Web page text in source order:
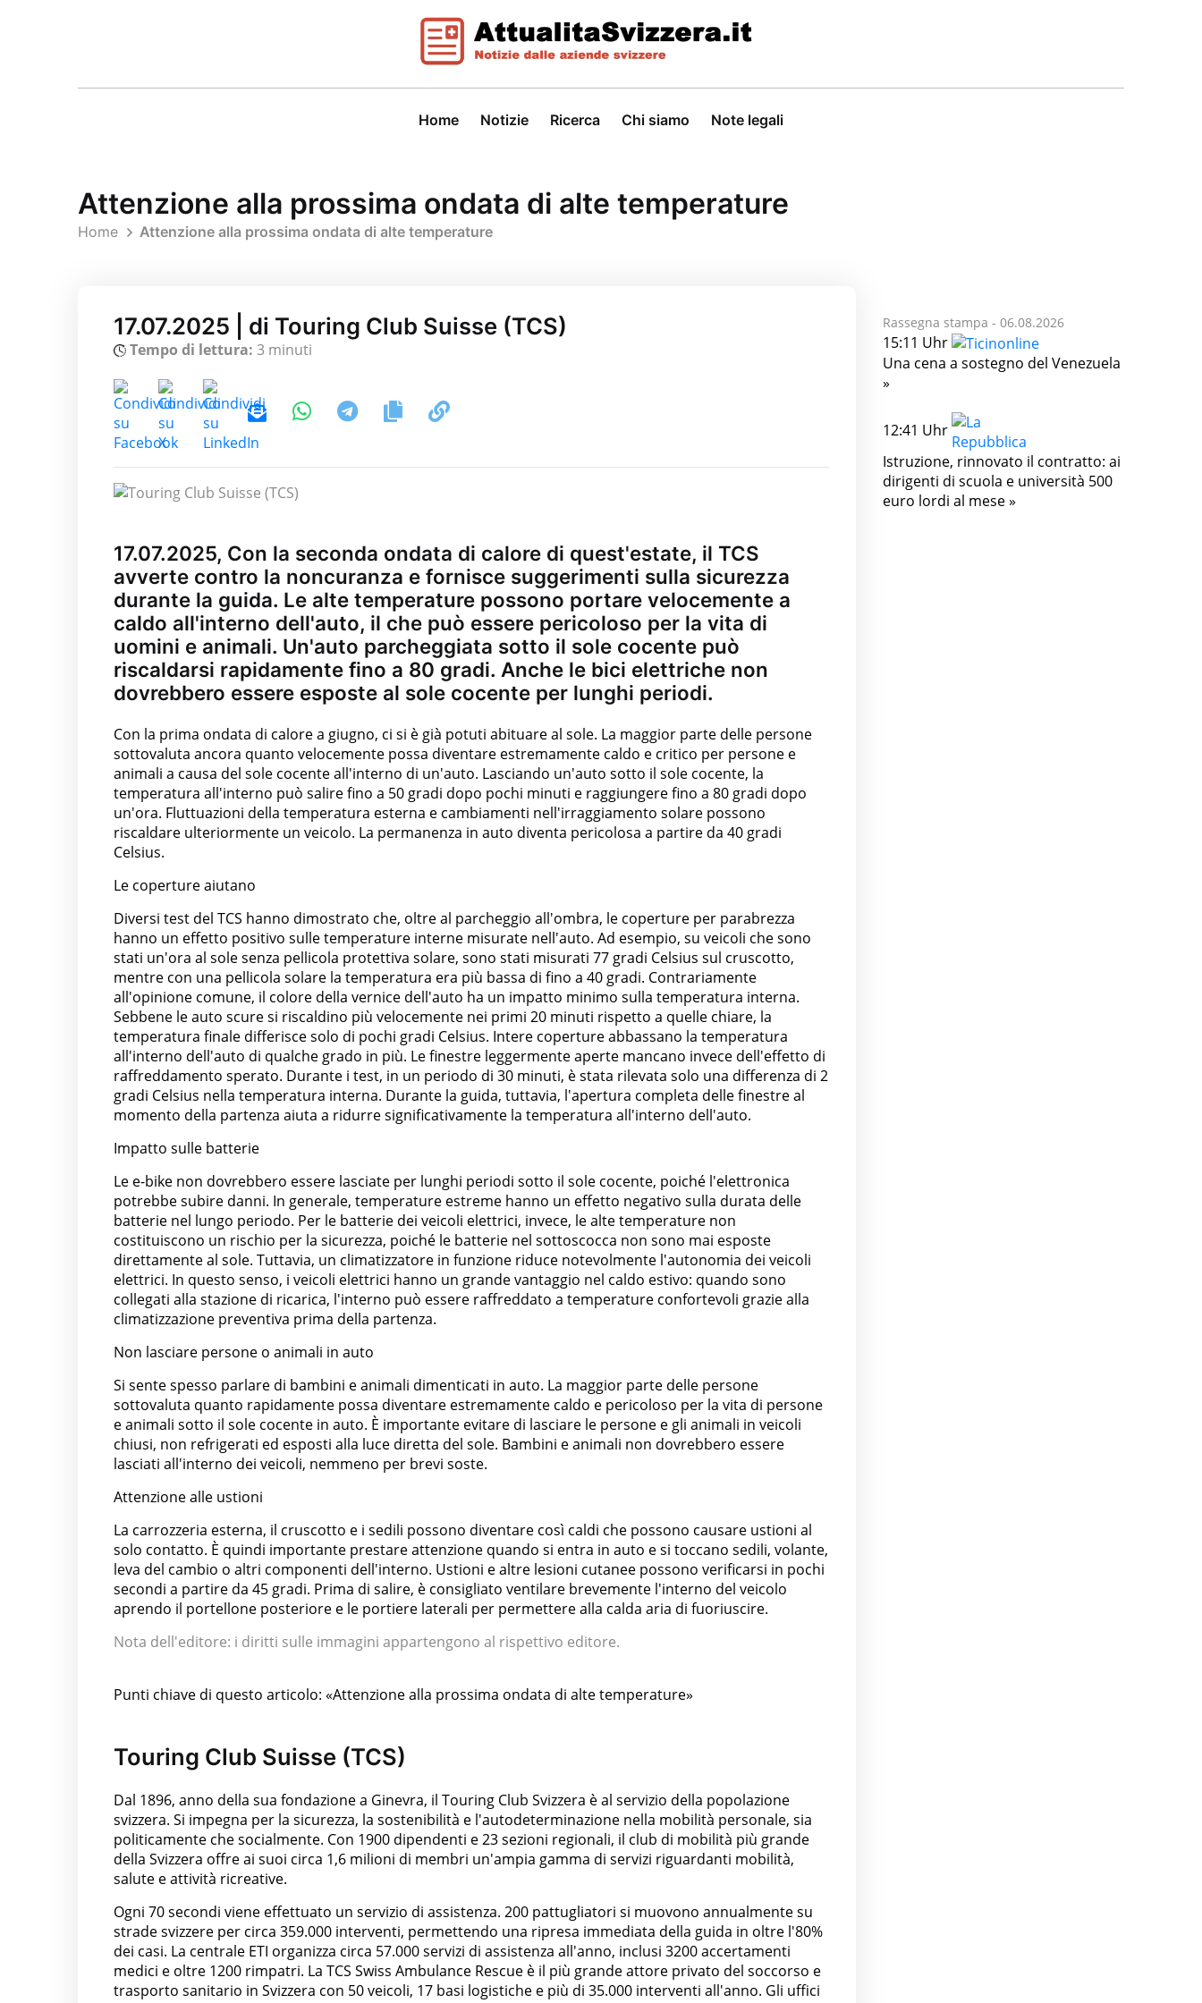
Home Notizie Ricerca Chi siamo Note legali
Attenzione alla prossima ondata di alte temperature
Home Attenzione alla prossima ondata di alte temperature
17.07.2025 | di Touring Club Suisse (TCS)
Tempo di lettura: 3 minuti
17.07.2025, Con la seconda ondata di calore di quest'estate, il TCS
avverte contro la noncuranza e fornisce suggerimenti sulla sicurezza
durante la guida. Le alte temperature possono portare velocemente a
caldo all'interno dell'auto, il che può essere pericoloso per la vita di
uomini e animali. Un'auto parcheggiata sotto il sole cocente può
riscaldarsi rapidamente fino a 80 gradi. Anche le bici elettriche non
dovrebbero essere esposte al sole cocente per lunghi periodi.
Con la prima ondata di calore a giugno, ci si è già potuti abituare al sole. La maggior parte delle persone
sottovaluta ancora quanto velocemente possa diventare estremamente caldo e critico per persone e
animali a causa del sole cocente all'interno di un'auto. Lasciando un'auto sotto il sole cocente, la
temperatura all'interno può salire fino a 50 gradi dopo pochi minuti e raggiungere fino a 80 gradi dopo
un'ora. Fluttuazioni della temperatura esterna e cambiamenti nell'irraggiamento solare possono
riscaldare ulteriormente un veicolo. La permanenza in auto diventa pericolosa a partire da 40 gradi
Celsius.
Le coperture aiutano
Diversi test del TCS hanno dimostrato che, oltre al parcheggio all'ombra, le coperture per parabrezza
hanno un effetto positivo sulle temperature interne misurate nell'auto. Ad esempio, su veicoli che sono
stati un'ora al sole senza pellicola protettiva solare, sono stati misurati 77 gradi Celsius sul cruscotto,
mentre con una pellicola solare la temperatura era più bassa di fino a 40 gradi. Contrariamente
all'opinione comune, il colore della vernice dell'auto ha un impatto minimo sulla temperatura interna.
Sebbene le auto scure si riscaldino più velocemente nei primi 20 minuti rispetto a quelle chiare, la
temperatura finale differisce solo di pochi gradi Celsius. Intere coperture abbassano la temperatura
all'interno dell'auto di qualche grado in più. Le finestre leggermente aperte mancano invece dell'effetto di
raffreddamento sperato. Durante i test, in un periodo di 30 minuti, è stata rilevata solo una differenza di 2
gradi Celsius nella temperatura interna. Durante la guida, tuttavia, l'apertura completa delle finestre al
momento della partenza aiuta a ridurre significativamente la temperatura all'interno dell'auto.
Impatto sulle batterie
Le e-bike non dovrebbero essere lasciate per lunghi periodi sotto il sole cocente, poiché l'elettronica
potrebbe subire danni. In generale, temperature estreme hanno un effetto negativo sulla durata delle
batterie nel lungo periodo. Per le batterie dei veicoli elettrici, invece, le alte temperature non
costituiscono un rischio per la sicurezza, poiché le batterie nel sottoscocca non sono mai esposte
direttamente al sole. Tuttavia, un climatizzatore in funzione riduce notevolmente l'autonomia dei veicoli
elettrici. In questo senso, i veicoli elettrici hanno un grande vantaggio nel caldo estivo: quando sono
collegati alla stazione di ricarica, l'interno può essere raffreddato a temperature confortevoli grazie alla
climatizzazione preventiva prima della partenza.
Non lasciare persone o animali in auto
Si sente spesso parlare di bambini e animali dimenticati in auto. La maggior parte delle persone
sottovaluta quanto rapidamente possa diventare estremamente caldo e pericoloso per la vita di persone
e animali sotto il sole cocente in auto. È importante evitare di lasciare le persone e gli animali in veicoli
chiusi, non refrigerati ed esposti alla luce diretta del sole. Bambini e animali non dovrebbero essere
lasciati all'interno dei veicoli, nemmeno per brevi soste.
Attenzione alle ustioni
La carrozzeria esterna, il cruscotto e i sedili possono diventare così caldi che possono causare ustioni al
solo contatto. È quindi importante prestare attenzione quando si entra in auto e si toccano sedili, volante,
leva del cambio o altri componenti dell'interno. Ustioni e altre lesioni cutanee possono verificarsi in pochi
secondi a partire da 45 gradi. Prima di salire, è consigliato ventilare brevemente l'interno del veicolo
aprendo il portellone posteriore e le portiere laterali per permettere alla calda aria di fuoriuscire.
Nota dell'editore: i diritti sulle immagini appartengono al rispettivo editore.
Punti chiave di questo articolo: «Attenzione alla prossima ondata di alte temperature»
Touring Club Suisse (TCS)
Dal 1896, anno della sua fondazione a Ginevra, il Touring Club Svizzera è al servizio della popolazione
svizzera. Si impegna per la sicurezza, la sostenibilità e l'autodeterminazione nella mobilità personale, sia
politicamente che socialmente. Con 1900 dipendenti e 23 sezioni regionali, il club di mobilità più grande
della Svizzera offre ai suoi circa 1,6 milioni di membri un'ampia gamma di servizi riguardanti mobilità,
salute e attività ricreative.
Ogni 70 secondi viene effettuato un servizio di assistenza. 200 pattugliatori si muovono annualmente su
strade svizzere per circa 359.000 interventi, permettendo una ripresa immediata della guida in oltre l'80%
dei casi. La centrale ETI organizza circa 57.000 servizi di assistenza all'anno, inclusi 3200 accertamenti
medici e oltre 1200 rimpatri. La TCS Swiss Ambulance Rescue è il più grande attore privato del soccorso e
trasporto sanitario in Svizzera con 50 veicoli, 17 basi logistiche e più di 35.000 interventi all'anno. Gli uffici
Rassegna stampa - 06.08.2026
15:11 Uhr
Una cena a sostegno del Venezuela
»
12:41 Uhr
Istruzione, rinnovato il contratto: ai
dirigenti di scuola e università 500
euro lordi al mese »